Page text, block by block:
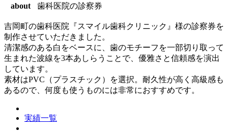
about
歯科医院の診察券
吉岡町の歯科医院『スマイル歯科クリニック』様の診察券を
制作させていただきました。
清潔感のある白をベースに、歯のモチーフを一部切り取って
生まれた波線を3本あしらうことで、優雅さと信頼感を演出
しています。
素材はPVC（プラスチック）を選択。耐久性が高く高級感も
あるので、何度も使うものには非常におすすめです。
実績一覧